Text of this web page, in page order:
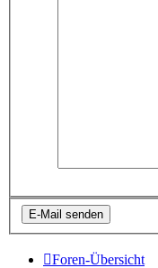
Foren-Übersicht